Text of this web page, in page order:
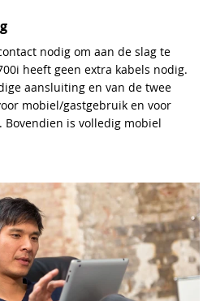
nodig om aan de slag te
heeft geen extra kabels nodig.
aansluiting en van de twee
mobiel/gastgebruik en voor
is volledig mobiel